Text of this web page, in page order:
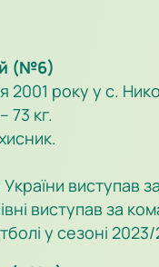
(№6)
року у с.
73 кг.
виступав
виступав за
у сезоні